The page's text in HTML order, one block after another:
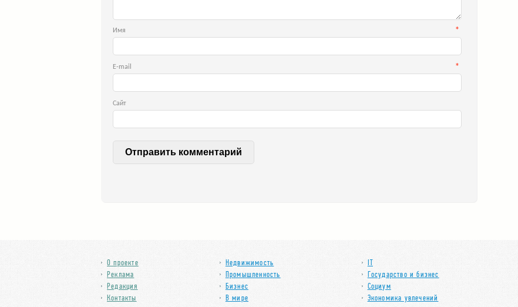
Имя *
E-mail *
Сайт
О проекте
Реклама
Редакция
Контакты
Недвижимость
Промышленность
Бизнес
В мире
IT
Государство и бизнес
Социум
Экономика увлечений